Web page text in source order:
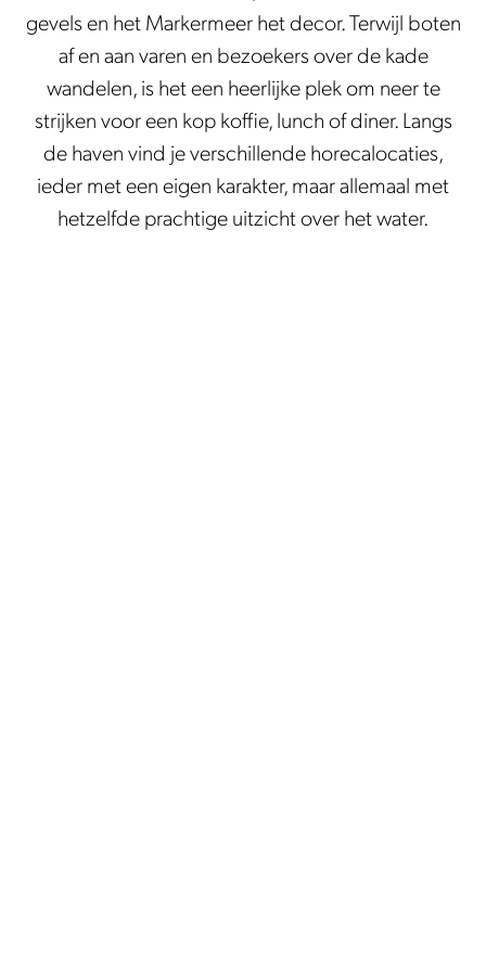
gevels en het Markermeer het decor. Terwijl boten
af en aan varen en bezoekers over de kade
wandelen, is het een heerlijke plek om neer te
strijken voor een kop koffie, lunch of diner. Langs
de haven vind je verschillende horecalocaties,
ieder met een eigen karakter, maar allemaal met
hetzelfde prachtige uitzicht over het water.